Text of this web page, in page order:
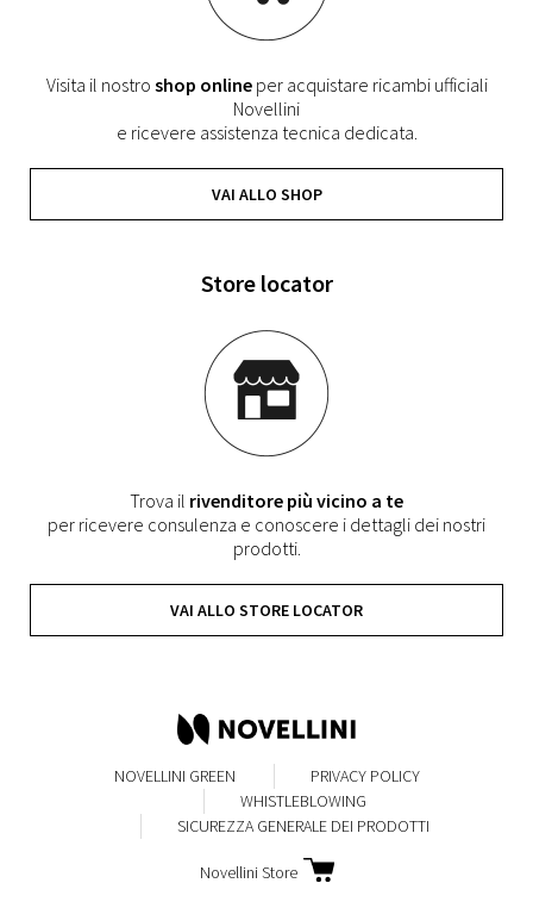
Visita il nostro shop onlineper acquistare ricambi ufficiali
Novellini
e ricevere assistenza tecnica dedicata.
VAI ALLO SHOP
Store locator
Trova il rivenditore più vicino a te
per ricevere consulenza e conoscere i dettagli dei nostri
prodotti.
VAI ALLO STORE LOCATOR
NOVELLINI GREEN
PRIVACY POLICY
WHISTLEBLOWING
SICUREZZA GENERALE DEI PRODOTTI
Novellini Store